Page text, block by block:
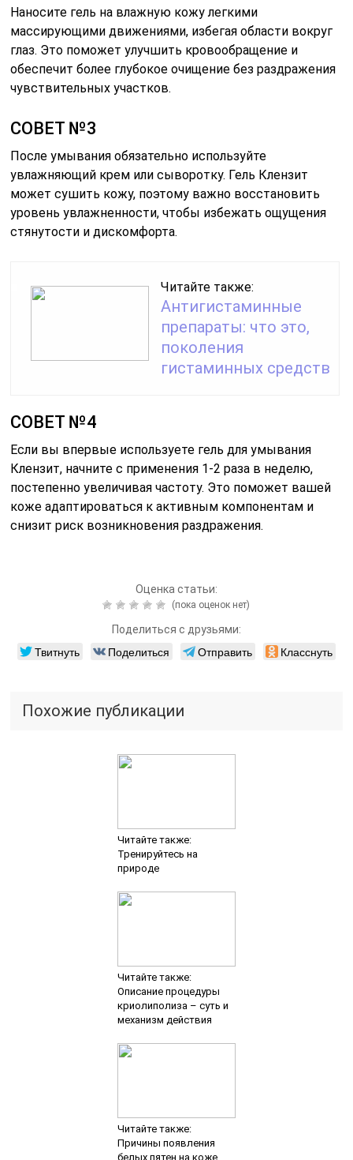
Наносите гель на влажную кожу легкими
массирующими движениями, избегая области вокруг
глаз. Это поможет улучшить кровообращение и
обеспечит более глубокое очищение без раздражения
чувствительных участков.
СОВЕТ №3
После умывания обязательно используйте
увлажняющий крем или сыворотку. Гель Клензит
может сушить кожу, поэтому важно восстановить
уровень увлажненности, чтобы избежать ощущения
стянутости и дискомфорта.
Читайте также:
Антигистаминные
препараты: что это,
поколения
гистаминных средств
СОВЕТ №4
Если вы впервые используете гель для умывания
Клензит, начните с применения 1-2 раза в неделю,
постепенно увеличивая частоту. Это поможет вашей
коже адаптироваться к активным компонентам и
снизит риск возникновения раздражения.
Оценка статьи:
(пока оценок нет)
Поделиться с друзьями:
Твитнуть Поделиться Отправить Класснуть
Похожие публикации
Читайте также:
Тренируйтесь на
природе
Читайте также:
Описание процедуры
криолиполиза – суть и
механизм действия
Читайте также:
Причины появления
белых пятен на коже,